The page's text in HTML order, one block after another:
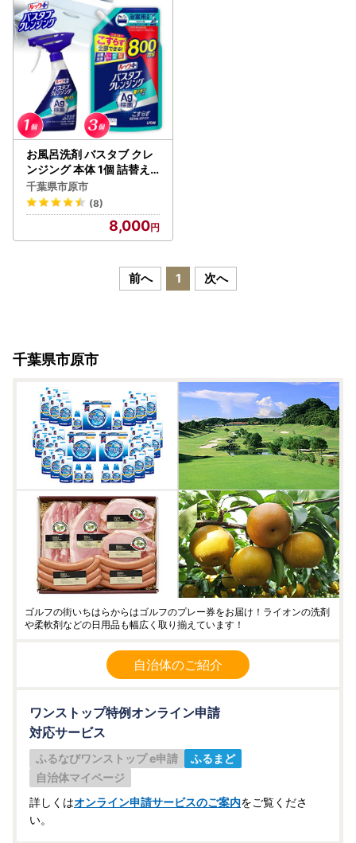
お風呂洗剤 バスタブ クレ
ンジング 本体 1個 詰替え 3
個 風呂 洗剤
千葉県市原市
(8)
8,000
前へ 1 次へ
千葉県市原市
ゴルフの街いちはらからはゴルフのプレー券をお届け！ライオンの洗剤
や柔軟剤などの日用品も幅広く取り揃えています！
自治体のご紹介
ワンストップ特例オンライン申請
対応サービス
ふるなびワンストップ e申請
ふるまど
自治体マイページ
詳しくはオンライン申請サービスのご案内をご覧くださ
い。